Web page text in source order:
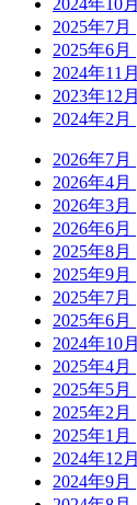
2025年7月
2025年6月
2024年11
2023年12
2024年2月
2026年7月
2026年4月
2026年3月
2026年6月
2025年8月
2025年9月
2025年7月
2025年6月
2024年10
2025年4月
2025年5月
2025年2月
2025年1月
2024年12
2024年9月